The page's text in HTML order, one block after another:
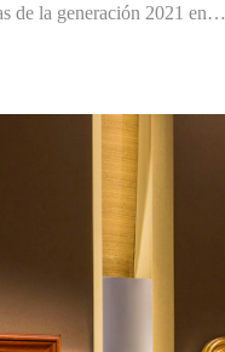
de la generación 2021 en…